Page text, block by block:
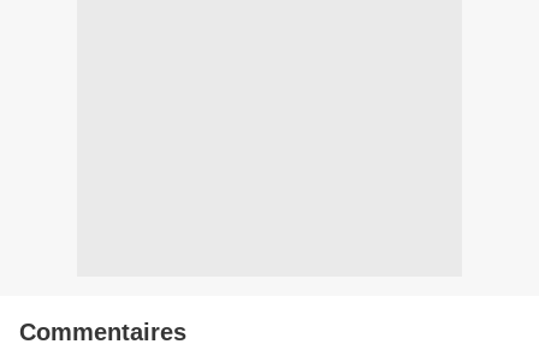
Commentaires